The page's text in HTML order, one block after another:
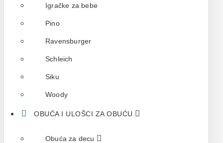
Igračke za bebe
Pino
Ravensburger
Schleich
Siku
Woody
OBUĆA I ULOŠCI ZA OBUĆU
Obuća za decu